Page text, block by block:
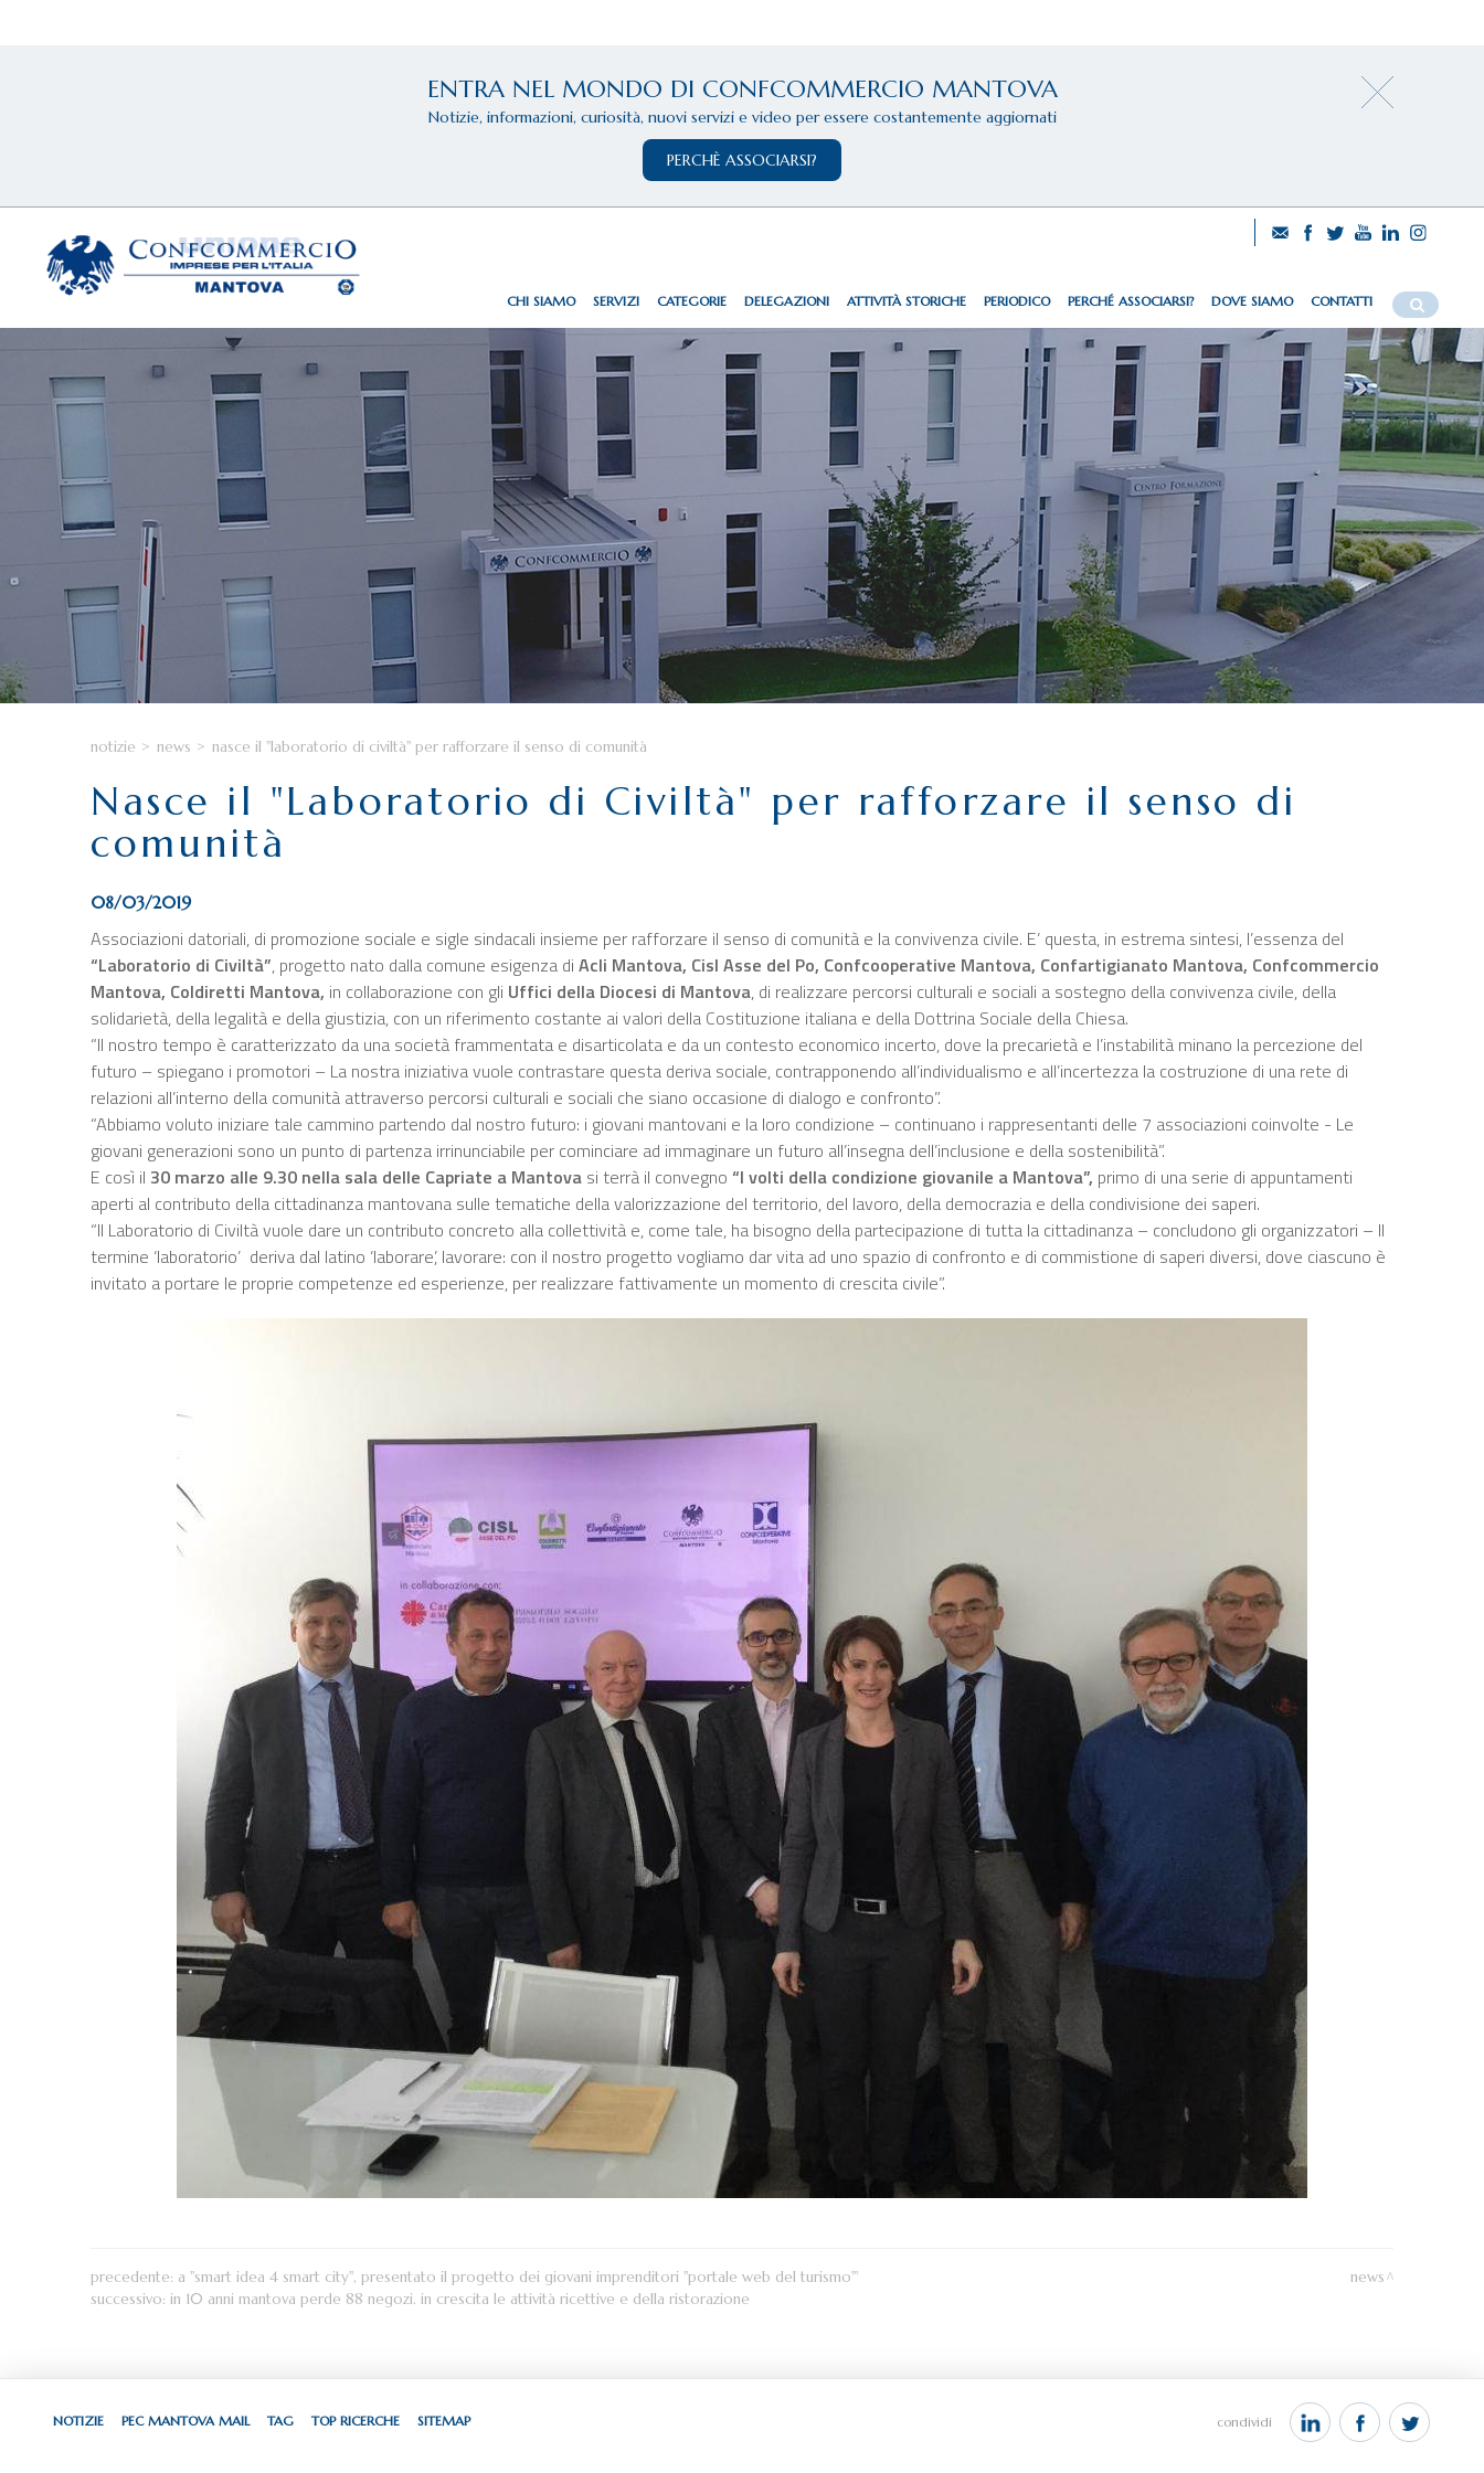
ENTRA NEL MONDO DI CONFCOMMERCIO MANTOVA
Notizie, informazioni, curiosità, nuovi servizi e video per essere costantemente aggiornati
PERCHÈ ASSOCIARSI?
CHI SIAMO SERVIZI CATEGORIE DELEGAZIONI ATTIVITÀ STORICHE PERIODICO PERCHÉ ASSOCIARSI? DOVE SIAMO CONTATTI
notizie > news > nasce il "laboratorio di civiltà" per rafforzare il senso di comunità
Nasce il "Laboratorio di Civiltà" per rafforzare il senso di
comunità
08/03/2019
Associazioni datoriali, di promozione sociale e sigle sindacali insieme per rafforzare il senso di comunità e la convivenza civile. E’ questa, in estrema sintesi, l’essenza del
“Laboratorio di Civiltà”, progetto nato dalla comune esigenza di Acli Mantova, Cisl Asse del Po, Confcooperative Mantova, Confartigianato Mantova, Confcommercio
Mantova, Coldiretti Mantova, in collaborazione con gli Uffici della Diocesi di Mantova, di realizzare percorsi culturali e sociali a sostegno della convivenza civile, della
solidarietà, della legalità e della giustizia, con un riferimento costante ai valori della Costituzione italiana e della Dottrina Sociale della Chiesa.
“Il nostro tempo è caratterizzato da una società frammentata e disarticolata e da un contesto economico incerto, dove la precarietà e l’instabilità minano la percezione del
futuro – spiegano i promotori – La nostra iniziativa vuole contrastare questa deriva sociale, contrapponendo all’individualismo e all’incertezza la costruzione di una rete di
relazioni all’interno della comunità attraverso percorsi culturali e sociali che siano occasione di dialogo e confronto”.
“Abbiamo voluto iniziare tale cammino partendo dal nostro futuro: i giovani mantovani e la loro condizione – continuano i rappresentanti delle 7 associazioni coinvolte - Le
giovani generazioni sono un punto di partenza irrinunciabile per cominciare ad immaginare un futuro all’insegna dell’inclusione e della sostenibilità”.
E così il 30 marzo alle 9.30 nella sala delle Capriate a Mantova si terrà il convegno “I volti della condizione giovanile a Mantova”, primo di una serie di appuntamenti
aperti al contributo della cittadinanza mantovana sulle tematiche della valorizzazione del territorio, del lavoro, della democrazia e della condivisione dei saperi.
“Il Laboratorio di Civiltà vuole dare un contributo concreto alla collettività e, come tale, ha bisogno della partecipazione di tutta la cittadinanza – concludono gli organizzatori – Il
termine ‘laboratorio’ deriva dal latino ‘laborare’, lavorare: con il nostro progetto vogliamo dar vita ad uno spazio di confronto e di commistione di saperi diversi, dove ciascuno è
invitato a portare le proprie competenze ed esperienze, per realizzare fattivamente un momento di crescita civile”.
precedente: a "smart idea 4 smart city", presentato il progetto dei giovani imprenditori "portale web del turismo'"
successivo: in 10 anni mantova perde 88 negozi. in crescita le attività ricettive e della ristorazione
news
NOTIZIE PEC MANTOVA MAIL TAG TOP RICERCHE SITEMAP condividi